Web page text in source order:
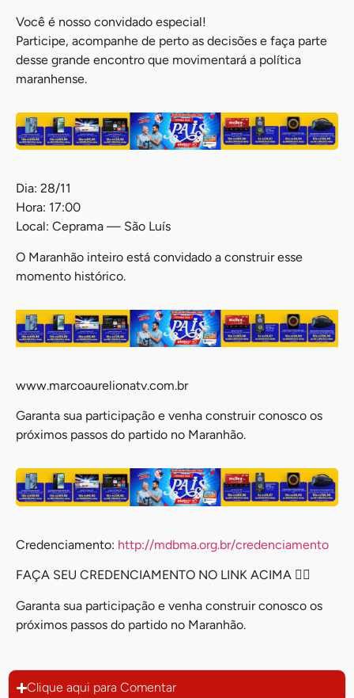
Você é nosso convidado especial!
Participe, acompanhe de perto as decisões e faça parte
desse grande encontro que movimentará a política
maranhense.
Dia: 28/11
Hora: 17:00
Local: Ceprama — São Luís
O Maranhão inteiro está convidado a construir esse
momento histórico.
www.marcoaurelionatv.com.br
Garanta sua participação e venha construir conosco os
próximos passos do partido no Maranhão.
Credenciamento: http://mdbma.org.br/credenciamento
FAÇA SEU CREDENCIAMENTO NO LINK ACIMA 👆🏼
Garanta sua participação e venha construir conosco os
próximos passos do partido no Maranhão.
Clique aqui para Comentar